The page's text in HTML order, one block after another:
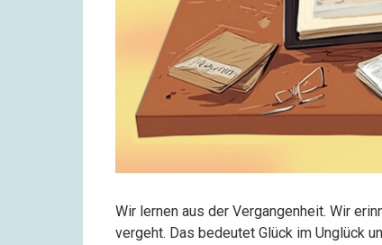
Wir lernen aus der Vergangenheit. Wir
vergeht. Das bedeutet Glück im Unglück